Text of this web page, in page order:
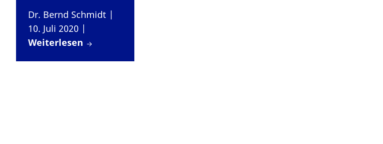
Dr. Bernd Schmidt |
10. Juli 2020 |
Weiterlesen